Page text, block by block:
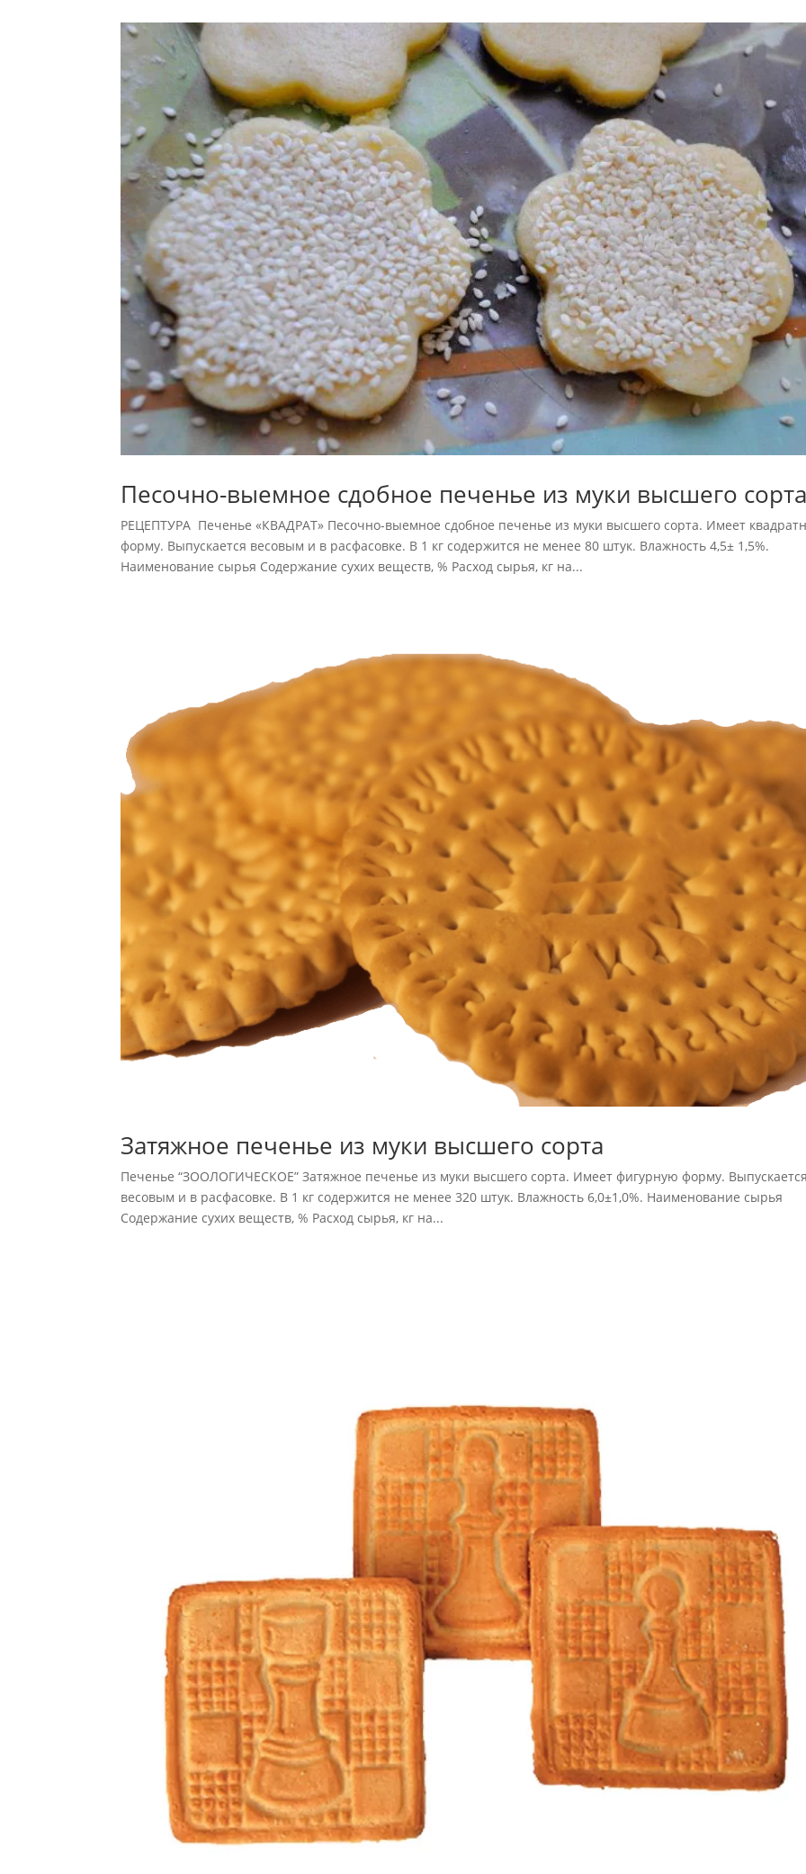
Песочно-выемное сдобное печенье из муки высшего
РЕЦЕПТУРА Печенье «КВАДРАТ» Песочно-выемное сдобное печенье из муки высшего сорта. Имеет
форму. Выпускается весовым и в расфасовке. В 1 кг содержится не менее 80 штук. Влажность 4,5± 1,5%.
Наименование сырья Содержание сухих веществ, % Расход сырья, кг на...
Затяжное печенье из муки высшего сорта
Печенье “ЗООЛОГИЧЕСКОЕ” Затяжное печенье из муки высшего сорта. Имеет фигурную фор­му.
весовым и в расфасовке. В 1 кг содержится не ме­нее 320 штук. Влажность 6,0±1,0%. Наименование сырья
Содержание су­хих веществ, % Расход сырья, кг на...